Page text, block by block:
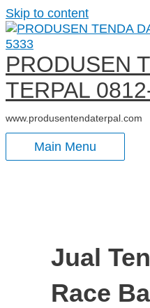
Skip to content
PRODUSEN
TERPAL
www.produsentendaterpal.com
Main Menu
Jual
Race